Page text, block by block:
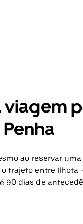
viagem
ao reservar
trajeto entre Ilhota
90 dias de